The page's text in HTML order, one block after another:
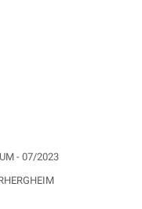
- 07/2023